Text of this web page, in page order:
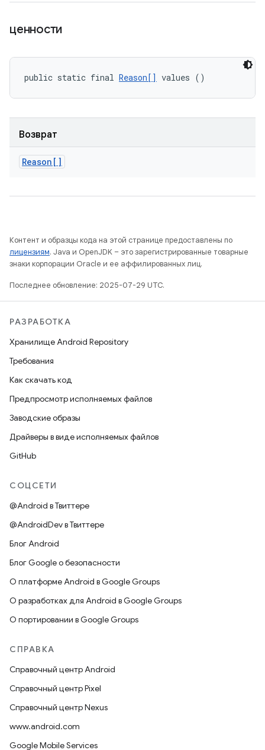
ценности
public static final Reason[] values ()
Возврат
Reason[]
Контент и образцы кода на этой странице предоставлены по
лицензиям. Java и OpenJDK – это зарегистрированные товарные
знаки корпорации Oracle и ее аффилированных лиц.
Последнее обновление: 2025-07-29 UTC.
РАЗРАБОТКА
Хранилище Android Repository
Требования
Как скачать код
Предпросмотр исполняемых файлов
Заводские образы
Драйверы в виде исполняемых файлов
GitHub
СОЦСЕТИ
@Android в Твиттере
@AndroidDev в Твиттере
Блог Android
Блог Google о безопасности
О платформе Android в Google Groups
О разработках для Android в Google Groups
О портировании в Google Groups
СПРАВКА
Справочный центр Android
Справочный центр Pixel
Справочный центр Nexus
www.android.com
Google Mobile Services